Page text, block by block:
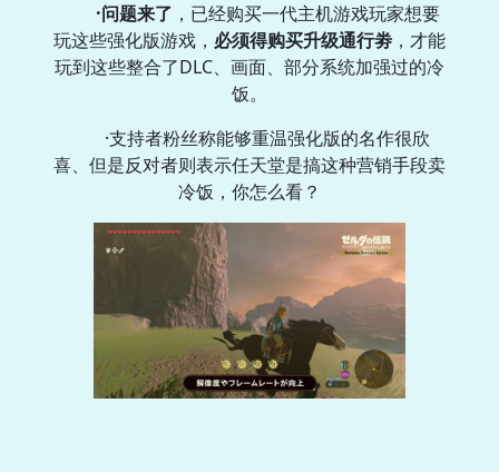
·问题来了 ，已经购买一代主机游戏玩家想要
玩这些强化版游戏， 必须得购买升级通行劵 ，才能
玩到这些整合了DLC、画面、部分系统加强过的冷
饭。
·支持者粉丝称能够重温强化版的名作很欣
喜、但是反对者则表示任天堂是搞这种营销手段卖
冷饭，你怎么看？